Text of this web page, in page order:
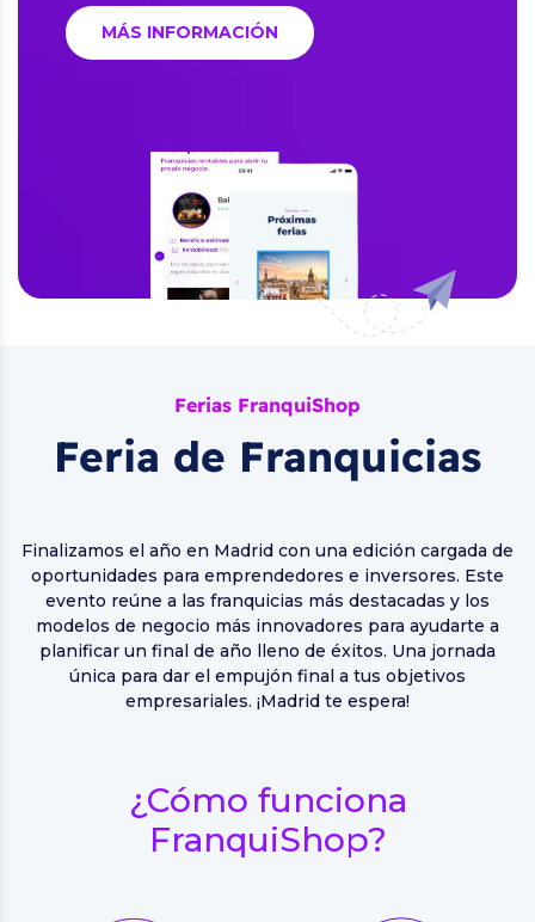
MÁS INFORMACIÓN
Ferias FranquiShop
Feria de Franquicias
Finalizamos el año en Madrid con una edición cargada de
oportunidades para emprendedores e inversores. Este
evento reúne a las franquicias más destacadas y los
modelos de negocio más innovadores para ayudarte a
planificar un final de año lleno de éxitos. Una jornada
única para dar el empujón final a tus objetivos
empresariales. ¡Madrid te espera!
¿Cómo funciona
FranquiShop?